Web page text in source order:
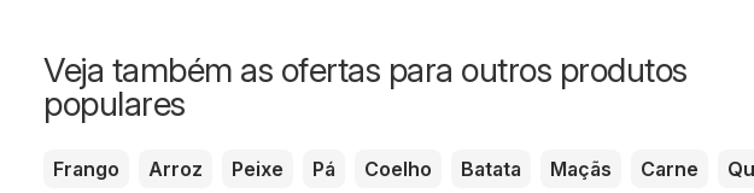
Veja também as ofertas para outros produtos
populares
Frango Arroz Peixe Pá Coelho Batata Maçãs Carne